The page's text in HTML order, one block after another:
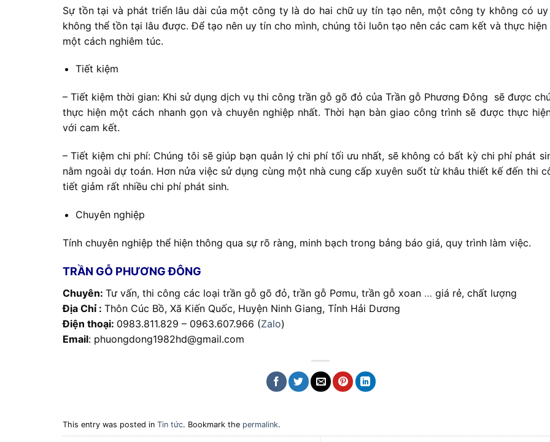
Sự tồn tại và phát triển lâu dài của một công ty là do hai chữ uy tín tạo nên, một công ty không có
không thể tồn tại lâu được. Để tạo nên uy tín cho mình, chúng tôi luôn tạo nên các cam kết và thực hiện
một cách nghiêm túc.
Tiết kiệm
– Tiết kiệm thời gian: Khi sử dụng dịch vụ thi công trần gỗ gõ đỏ của Trần gỗ Phương Đông sẽ được
thực hiện một cách nhanh gọn và chuyên nghiệp nhất. Thời hạn bàn giao công trình sẽ được thực
với cam kết.
– Tiết kiệm chi phí: Chúng tôi sẽ giúp bạn quản lý chi phí tối ưu nhất, sẽ không có bất kỳ chi phí phát
nằm ngoài dự toán. Hơn nửa việc sử dụng cùng một nhà cung cấp xuyên suốt từ khâu thiết kế đến thi
tiết giảm rất nhiều chi phí phát sinh.
Chuyên nghiệp
Tính chuyên nghiệp thể hiện thông qua sự rõ ràng, minh bạch trong bảng báo giá, quy trình làm việc.
TRẦN GỖ PHƯƠNG ĐÔNG
Chuyên: Tư vấn, thi công các loại trần gỗ gõ đỏ, trần gỗ Pơmu, trần gỗ xoan … giá rẻ, chất lượng
Địa Chỉ : Thôn Cúc Bồ, Xã Kiến Quốc, Huyện Ninh Giang, Tỉnh Hải Dương
Điện thoại: 0983.811.829 – 0963.607.966 (Zalo)
Email: phuongdong1982hd@gmail.com
This entry was posted in Tin tức. Bookmark the permalink.